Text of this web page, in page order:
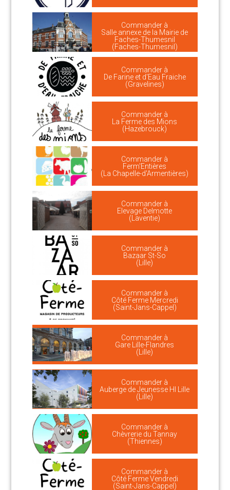
Commander à
Salle annexe de la Mairie de
Faches-Thumesnil
(Faches-Thumesnil)
Commander à
De Farine et d'Eau Fraiche
(Gravelines)
Commander à
La Ferme des Mions
(Hazebrouck)
Commander à
Ferm'Entières
(La Chapelle-d'Armentières)
Commander à
Elevage Delmotte
(Laventie)
Commander à
Bazaar St-So
(Lille)
Commander à
Côté Ferme Mercredi
(Saint-Jans-Cappel)
Commander à
Gare Lille-Flandres
(Lille)
Commander à
Auberge de Jeunesse HI Lille
(Lille)
Commander à
Chèvrerie du Tannay
(Thiennes)
Commander à
Côté Ferme Vendredi
(Saint-Jans-Cappel)